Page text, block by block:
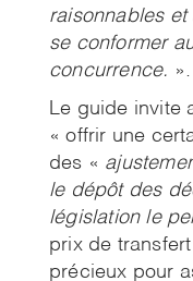
raisonnables
se conformer
concurrence. ».
Le guide invite
« offrir une
des «
le dépôt des
législation le
prix de
précieux pour